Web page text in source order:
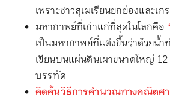
เพราะชาวสุเมเรียนยกย่องและเก
มหากาพย์ที่เก่าแก่ที่สุดในโลกคือ
เป็นมหากาพย์ที่แต่งขึ้นว่าด้วยน้ำ
เขียนบนแผ่นดินเผาขนาดใหญ่
บรรทัด